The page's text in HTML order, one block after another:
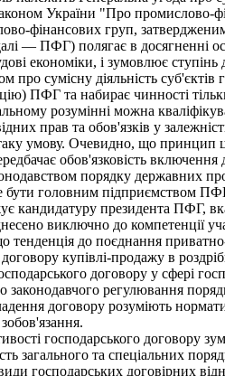
України "Про промислово-
фінансових груп,
— ПФГ) полягає в досягненні
економіки, і зумовлює
про сумісну діяльність
ПФГ та набирає чинності
розумінні можна
прав та обов'язків у
умову. Очевидно, що принцип
обов'язковість
порядку державних
головним підприємством
кандидатуру президента ПФГ,
виключно до компетенції
тенденція до поєднання
купівлі-продажу в
договору у сфері
регулювання
договору розуміють
господарського договору
загального та спеціальних
господарських договірних